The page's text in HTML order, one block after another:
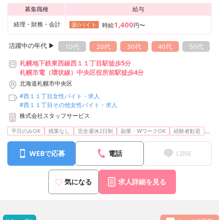
募集職種
給与
経理・財務・会計
派/バイト 時給1,400円〜
活躍中の年代 ▶︎ 10代 20代 30代 40代
50代
札幌地下鉄東西線西１１丁目駅徒歩5分
札幌市電（環状線）中央区役所前駅徒歩4分
北海道札幌市中央区
#西１１丁目女性バイト・求人
#西１１丁目その他女性バイト・求人
株式会社スタッフサービス
平日のみOK 残業なし 完全週休2日制 副業・WワークOK 経験者歓迎 ...
WEBで応募 電話 LINE
気になる 求人詳細を見る